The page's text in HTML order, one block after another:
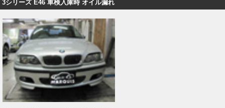
3シリーズ E46 車検入庫時 オイル漏れ